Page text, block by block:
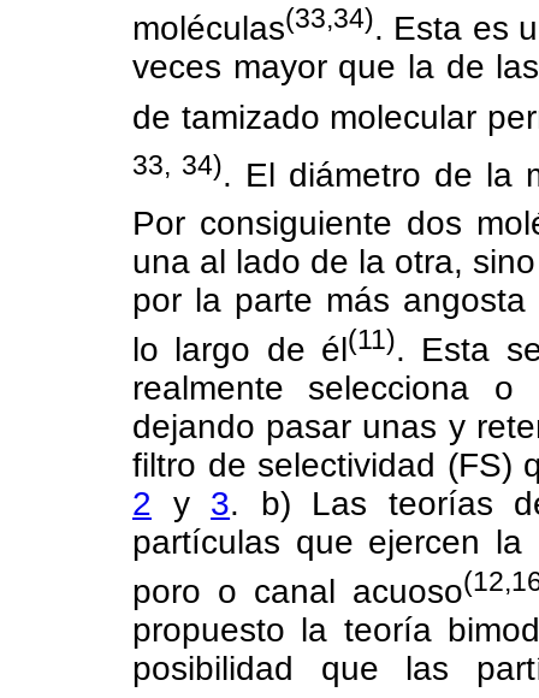
moléculas(33,34). Esta es
veces mayor que la de
de tamizado molecular
33, 34). El diámetro de la
Por consiguiente dos
una al lado de la otra,
por la parte más
lo largo de él(11). Esta
realmente selecciona o
dejando pasar unas y
filtro de selectividad (FS)
2 y 3. b) Las teorías
partículas que ejercen la
poro o canal acuoso
propuesto la teoría
posibilidad que las